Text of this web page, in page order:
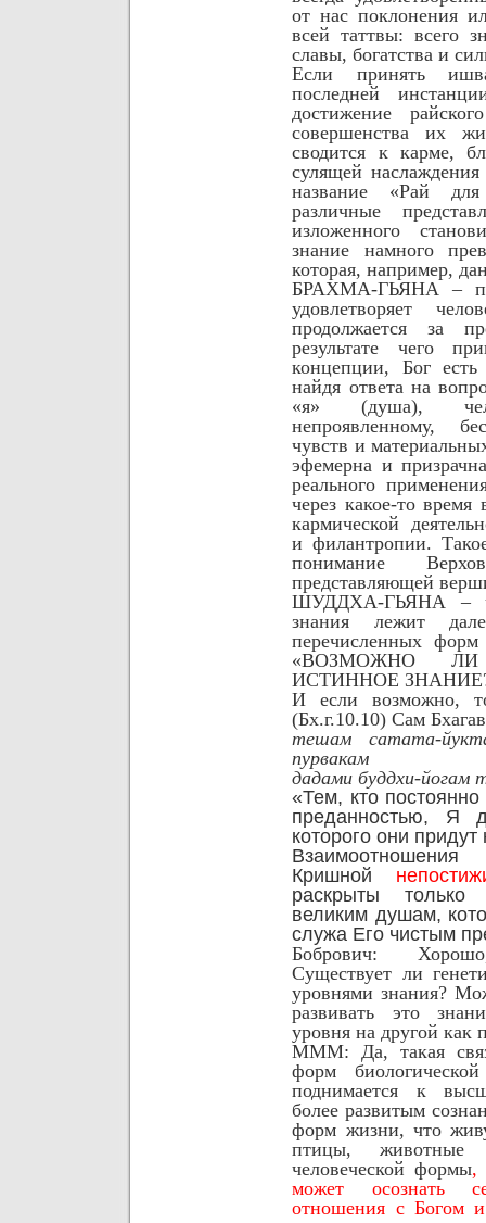
от нас поклонения
всей таттвы: всего
славы, богатства и
Если принять
последней
достижение
совершенства их
сводится к карме,
сулящей
название «Рай
различные
изложенного
знание намного
которая, например,
БРАХМА-ГЬЯНА –
удовлетворяет
продолжается за
результате чего
концепции, Бог
найдя ответа на
«я» (душа),
непроявленному,
чувств и
эфемерна и
реального
через какое-то
кармической
и филантропии.
понимание
представляющей
ШУДДХА-ГЬЯНА –
знания лежит
перечисленных
«ВОЗМОЖНО
ИСТИННОЕ
И если возможно,
(Бх.г.10.10) Сам
тешам сатата-
пурвакам
дадами буддхи-йогам
«Тем, кто
преданностью, Я
которого они
Кришной
раскрыты
великим душам,
служа Его чистым
Бобрович:
Существует ли
уровнями знания?
развивать это
уровня на другой как
МММ: Да, такая
форм
поднимается к
более развитым
форм жизни, что
птицы, животные
человеческой формы,
может осознать
отношения с Богом